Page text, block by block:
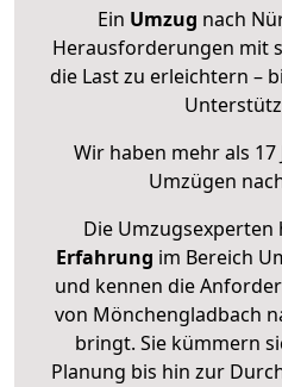
Ein Umzug nach
Herausforderungen mit
die Last zu erleichtern –
Wir haben mehr als
Umzügen
Die Umzugsexperten
Erfahrung im Bereich
und kennen die
von Mönchengladbach
bringt. Sie kümmern
Planung bis hin zur